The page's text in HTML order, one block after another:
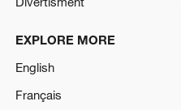
EXPLORE MORE
English
Français